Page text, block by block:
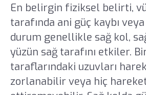
En belirgin fiziksel belirti,
tarafında ani güç kaybı
durum genellikle sağ kol,
yüzün sağ tarafını etkiler.
taraflarındaki uzuvları
zorlanabilir veya hiç